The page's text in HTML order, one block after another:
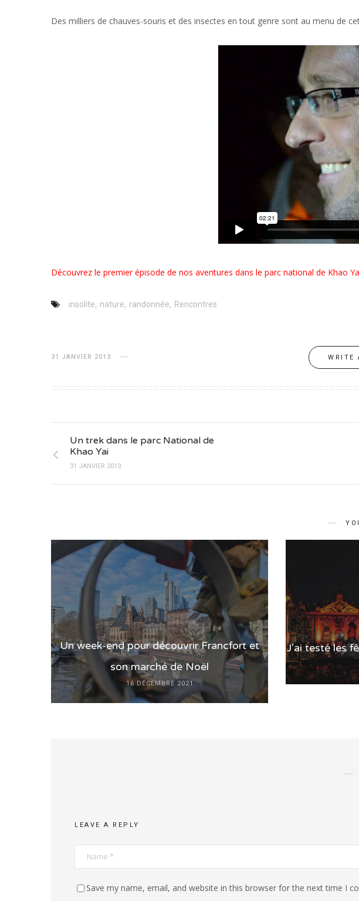
Des milliers de chauves-souris et des insectes en tout genre sont au menu de
Découvrez le premier épisode de nos aventures dans le parc national de Khao
insolite, nature, randonnée, Rencontres
31 JANVIER 2013 WRITE
Un trek dans le parc National de
Khao Yai
31 JANVIER 2013
Un week-end pour découvrir Francfort et
son marché de Noël
16 DÉCEMBRE 2021
J’ai testé les
LEAVE A REPLY
Save my name, email, and website in this browser for the next time I